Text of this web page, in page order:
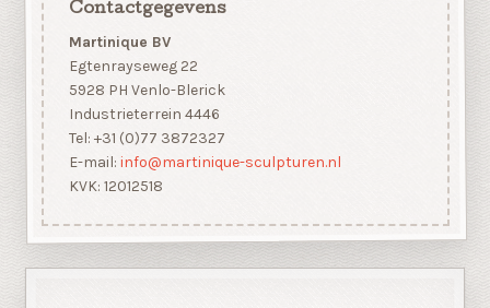
Contactgegevens
Martinique BV
Egtenrayseweg 22
5928 PH Venlo-Blerick
Industrieterrein 4446
Tel: +31 (0)77 3872327
E-mail: info@martinique-sculpturen.nl
KVK: 12012518